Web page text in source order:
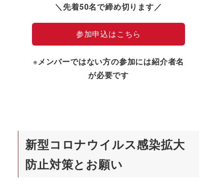
＼先着50名で締め切ります／
参加申込はこちら
※メンバーではない方の参加には紹介者名
が必要です
新型コロナウイルス感染拡大
防止対策とお願い